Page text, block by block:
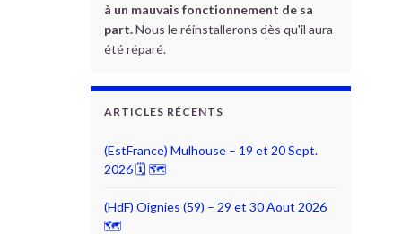
à un mauvais fonctionnement de sa
part.Nous le réinstallerons dès qu'il aura
été réparé.
ARTICLES RÉCENTS
(EstFrance) Mulhouse – 19 et 20 Sept.
2026 🗓 🗺
(HdF) Oignies (59) – 29 et 30 Aout 2026
🗺